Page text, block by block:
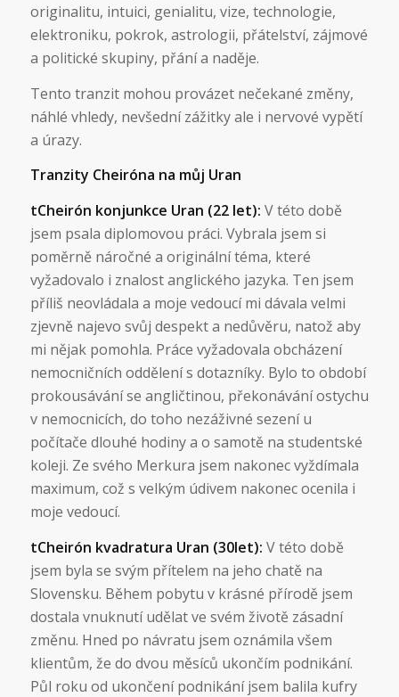
originalitu, intuici, genialitu, vize, technologie,
elektroniku, pokrok, astrologii, přátelství, zájmové
a politické skupiny, přání a naděje.
Tento tranzit mohou provázet nečekané změny,
náhlé vhledy, nevšední zážitky ale i nervové vypětí
a úrazy.
Tranzity Cheiróna na můj Uran
tCheirón konjunkce Uran (22 let): V této době
jsem psala diplomovou práci. Vybrala jsem si
poměrně náročné a originální téma, které
vyžadovalo i znalost anglického jazyka. Ten jsem
příliš neovládala a moje vedoucí mi dávala velmi
zjevně najevo svůj despekt a nedůvěru, natož aby
mi nějak pomohla. Práce vyžadovala obcházení
nemocničních oddělení s dotazníky. Bylo to období
prokousávání se angličtinou, překonávání ostychu
v nemocnicích, do toho nezáživné sezení u
počítače dlouhé hodiny a o samotě na studentské
koleji. Ze svého Merkura jsem nakonec vyždímala
maximum, což s velkým údivem nakonec ocenila i
moje vedoucí.
tCheirón kvadratura Uran (30let): V této době
jsem byla se svým přítelem na jeho chatě na
Slovensku. Během pobytu v krásné přírodě jsem
dostala vnuknutí udělat ve svém životě zásadní
změnu. Hned po návratu jsem oznámila všem
klientům, že do dvou měsíců ukončím podnikání.
Půl roku od ukončení podnikání jsem balila kufry